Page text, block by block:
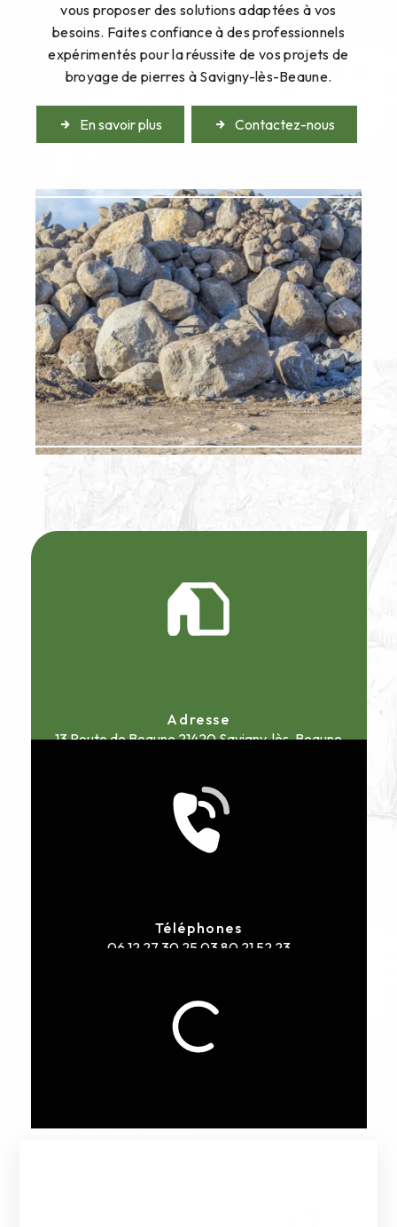
vous proposer des solutions adaptées à vos
besoins. Faites confiance à des professionnels
expérimentés pour la réussite de vos projets de
broyage de pierres à Savigny-lès-Beaune.
En savoir plus Contactez-nous
Adresse
13 Route de Beaune21420 Savigny-lès-Beaune
Téléphones
06 12 27 30 25 03 80 21 52 23